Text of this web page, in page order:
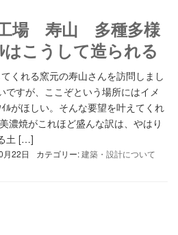
場 寿山 多種多様
はこうして造られる
くれる窯元の寿山さんを訪問しまし
ですが、ここぞという場所にはイメ
ﾙがほしい。そんな要望を叶えてくれ
濃焼がこれほど盛んな訳は、やはり
土 […]
月22日 カテゴリー:建築・設計について